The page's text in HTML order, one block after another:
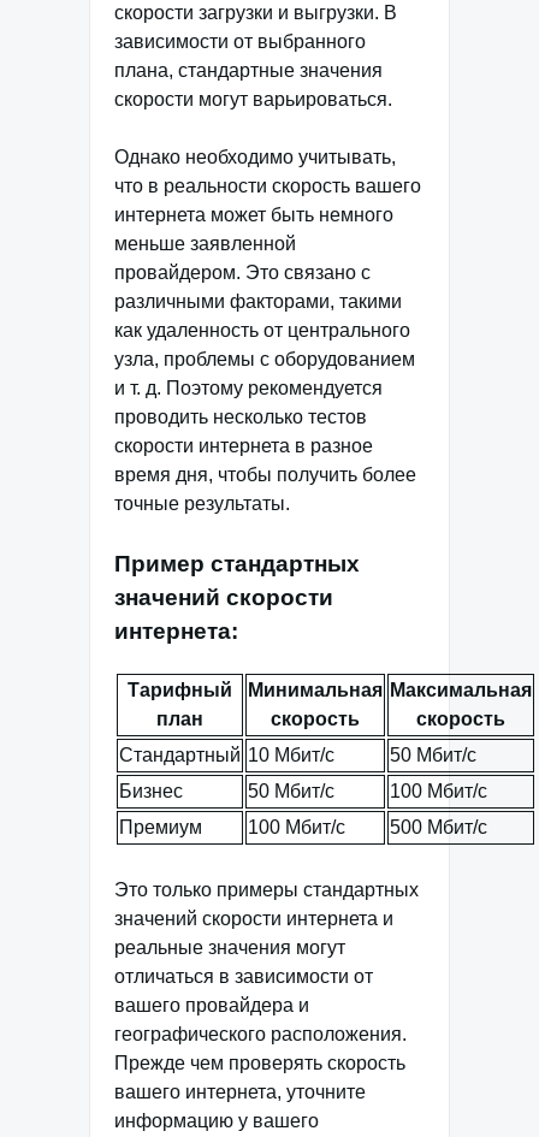
скорости загрузки и выгрузки. В
зависимости от выбранного
плана, стандартные значения
скорости могут варьироваться.
Однако необходимо учитывать,
что в реальности скорость вашего
интернета может быть немного
меньше заявленной
провайдером. Это связано с
различными факторами, такими
как удаленность от центрального
узла, проблемы с оборудованием
и т. д. Поэтому рекомендуется
проводить несколько тестов
скорости интернета в разное
время дня, чтобы получить более
точные результаты.
Пример стандартных
значений скорости
интернета:
Тарифный
план
Минимальная
скорость
Максимальная
скорость
Стандартный 10 Мбит/с
50 Мбит/с
Бизнес
50 Мбит/с
100 Мбит/с
Премиум
100 Мбит/с 500 Мбит/с
Это только примеры стандартных
значений скорости интернета и
реальные значения могут
отличаться в зависимости от
вашего провайдера и
географического расположения.
Прежде чем проверять скорость
вашего интернета, уточните
информацию у вашего